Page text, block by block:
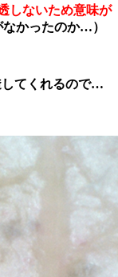
しないため意味が
なかったのか…）
してくれるので…